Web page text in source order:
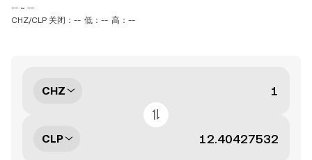
-- ~ --
CHZ/CLP 关闭：-- 低：-- 高：--
CHZ
CLP